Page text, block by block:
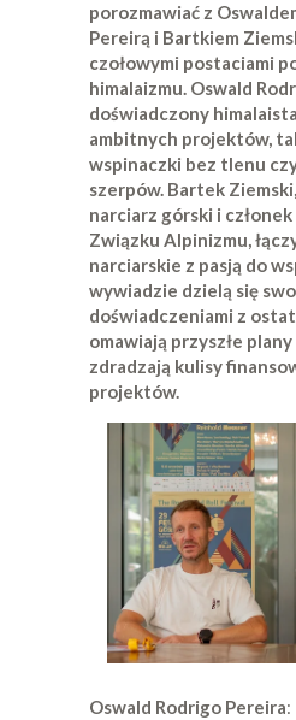
porozmawiać z
Pereirą i Bartkiem
czołowymi postaciami
himalaizmu. Oswald
doświadczony
ambitnych projektów,
wspinaczki bez tlenu
szerpów. Bartek
narciarz górski i
Związku Alpinizmu,
narciarskie z pasją do
wywiadzie dzielą się
doświadczeniami z
omawiają przyszłe
zdradzają kulisy
projektów.
Oswald Rodrigo Pereira: